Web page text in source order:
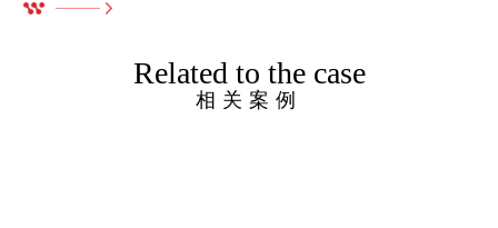
Related to the case
相关案例